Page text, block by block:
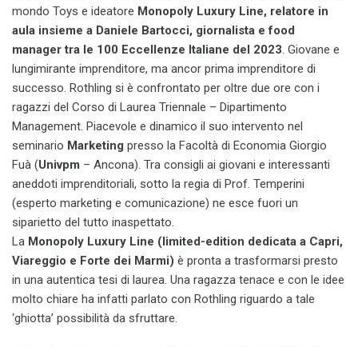
mondo Toys e ideatore Monopoly Luxury Line, relatore in
aula insieme a Daniele Bartocci, giornalista e food
manager tra le 100 Eccellenze Italiane del 2023. Giovane e
lungimirante imprenditore, ma ancor prima imprenditore di
successo. Rothling si è confrontato per oltre due ore con i
ragazzi del Corso di Laurea Triennale – Dipartimento
Management. Piacevole e dinamico il suo intervento nel
seminario Marketing presso la Facoltà di Economia Giorgio
Fuà (Univpm – Ancona). Tra consigli ai giovani e interessanti
aneddoti imprenditoriali, sotto la regia di Prof. Temperini
(esperto marketing e comunicazione) ne esce fuori un
siparietto del tutto inaspettato.
La Monopoly Luxury Line (limited-edition dedicata a Capri,
Viareggio e Forte dei Marmi) è pronta a trasformarsi presto
in una autentica tesi di laurea. Una ragazza tenace e con le idee
molto chiare ha infatti parlato con Rothling riguardo a tale
‘ghiotta’ possibilità da sfruttare.